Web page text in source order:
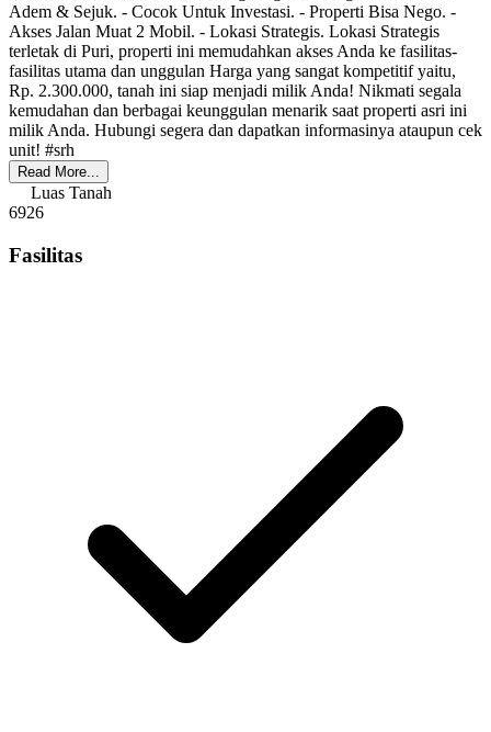
Adem & Sejuk. - Cocok Untuk Investasi. - Properti Bisa Nego. -
Akses Jalan Muat 2 Mobil. - Lokasi Strategis. Lokasi Strategis
terletak di Puri, properti ini memudahkan akses Anda ke fasilitas-
fasilitas utama dan unggulan Harga yang sangat kompetitif yaitu,
Rp. 2.300.000, tanah ini siap menjadi milik Anda! Nikmati segala
kemudahan dan berbagai keunggulan menarik saat properti asri ini
milik Anda. Hubungi segera dan dapatkan informasinya ataupun cek
unit! #srh
Read More...
Luas Tanah
6926
Fasilitas